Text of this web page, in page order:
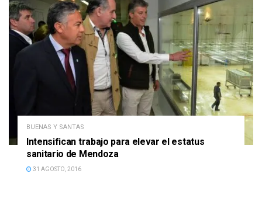
BUENAS Y SANTAS
Intensifican trabajo para elevar el estatus
sanitario de Mendoza
31 AGOSTO, 2016